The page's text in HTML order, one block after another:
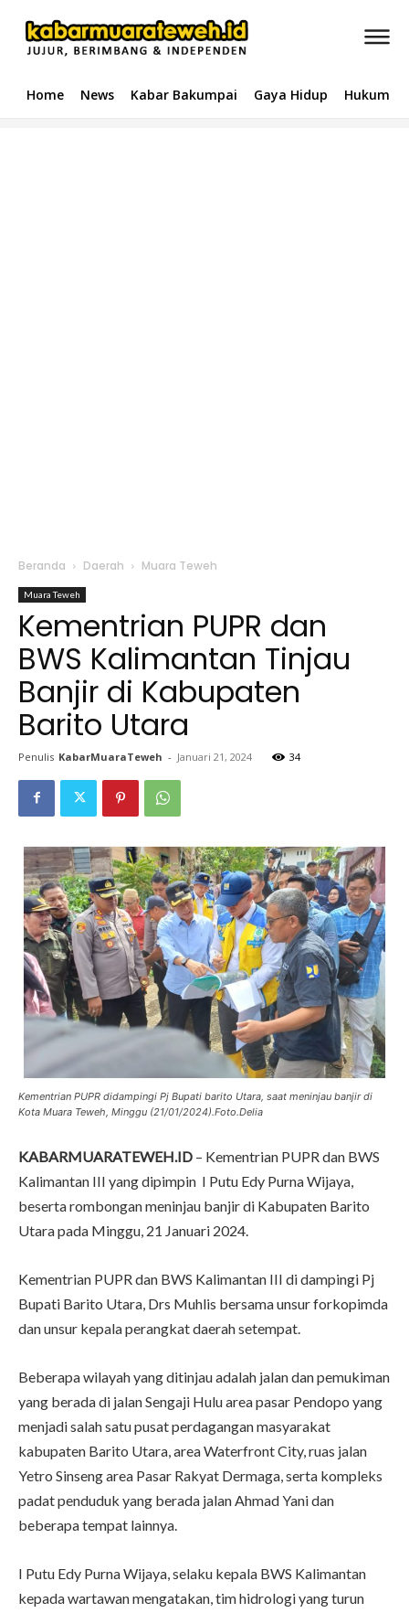
Home News Kabar Bakumpai Gaya Hidup Hukum &
Beranda Daerah Muara Teweh
Muara Teweh
Kementrian PUPR dan
BWS Kalimantan Tinjau
Banjir di Kabupaten
Barito Utara
Penulis KabarMuaraTeweh - Januari 21, 2024 34
Kementrian PUPR didampingi Pj Bupati barito Utara, saat meninjau banjir di
Kota Muara Teweh, Minggu (21/01/2024).Foto.Delia
KABARMUARATEWEH.ID – Kementrian PUPR dan BWS
Kalimantan III yang dipimpin I Putu Edy Purna Wijaya,
beserta rombongan meninjau banjir di Kabupaten Barito
Utara pada Minggu, 21 Januari 2024.
Kementrian PUPR dan BWS Kalimantan III di dampingi Pj
Bupati Barito Utara, Drs Muhlis bersama unsur forkopimda
dan unsur kepala perangkat daerah setempat.
Beberapa wilayah yang ditinjau adalah jalan dan pemukiman
yang berada di jalan Sengaji Hulu area pasar Pendopo yang
menjadi salah satu pusat perdagangan masyarakat
kabupaten Barito Utara, area Waterfront City, ruas jalan
Yetro Sinseng area Pasar Rakyat Dermaga, serta kompleks
padat penduduk yang berada jalan Ahmad Yani dan
beberapa tempat lainnya.
I Putu Edy Purna Wijaya, selaku kepala BWS Kalimantan
kepada wartawan mengatakan, tim hidrologi yang turun